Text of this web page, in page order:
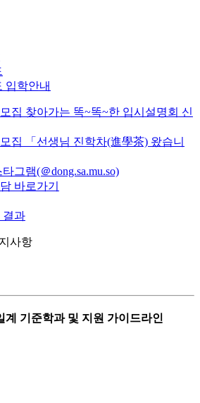
입학안내
집 찾아가는 똑~똑~한 입시설명회 신
집 「선생님 진학차(進學茶) 왔습니
그램(＠dong.sa.mu.so)
바로가기
결과
사항
계 기준학과 및 지원 가이드라인